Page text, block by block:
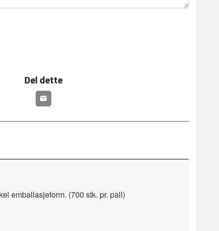
Del dette
emballasjeform. (700 stk. pr. pall)